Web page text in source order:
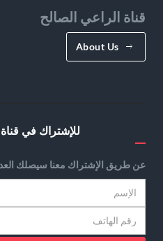
قناة الراعي الصالح
About Us
للإشتراك في
عن طريق الإشتراك معنا سيصلك